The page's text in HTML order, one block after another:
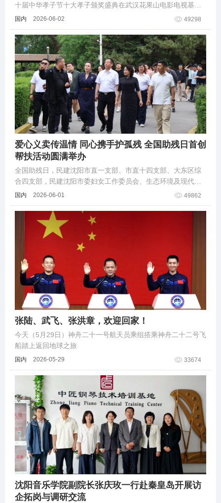
十届中华孝子节十大孝子颁奖盛典在武汉花果山电影电视基地
隆重启幕。来自全世界100多位华人华侨优秀代表及武汉100余
国内 2026-06-02 49298
爱心义卖传温情 同心携手护孤残 全国助残日首创
帮扶活动圆满举办
全国助残日，民建沈阳市直一支部、市直十四支部、大东区综
合四支部，民建沈阳市委妇女工作委员会、生态环境及现代服
务业分会，联合沈阳市社会福利院，成功开展爱心公益行动。
国内 2026-06-01 49862
张陆、武飞、张洪章，欢迎回家！
今天（5月29日）神舟二十一号航天员乘组搭乘神舟二十二号飞
船踏上返回地球之旅
国内 2026-05-29 33674
沈阳音乐学院副院长张庆玫一行赴秦皇岛开展访
企拓岗与调研交流